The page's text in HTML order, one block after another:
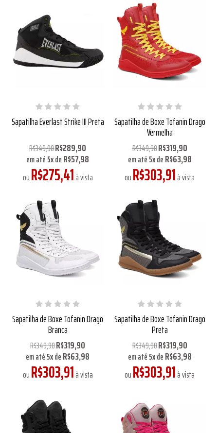
Sapatilha Everlast Strike III Preta
R$349,90R$289,90
em até5xdeR$57,98
ouR$275,41à vista
Sapatilha de Boxe Tofanin Drago
Vermelha
R$349,90R$319,90
em até5xdeR$63,98
ouR$303,91à vista
Sapatilha de Boxe Tofanin Drago
Branca
R$349,90R$319,90
em até5xdeR$63,98
ouR$303,91à vista
Sapatilha de Boxe Tofanin Drago
Preta
R$349,90R$319,90
em até5xdeR$63,98
ouR$303,91à vista